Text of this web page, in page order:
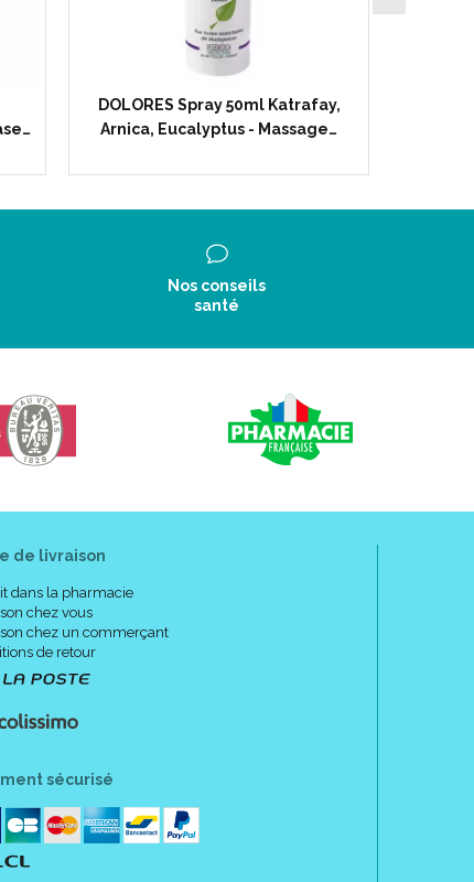
DOLORES Spray 50ml Katrafay,
Arnica, Eucalyptus - Massage…
Nos conseils
santé
de livraison
dans la pharmacie
chez vous
chez un commerçant
de retour
sécurisé